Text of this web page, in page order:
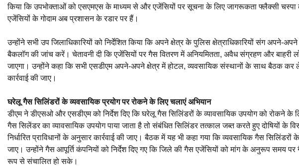
किया कि उपभोक्ताओं को एसएमएस के माध्यम से और एजेंसियों पर सूचना के लिए जागरूकता फ्लैक्सी
एजेंसियों के गोदाम अब प्रशासन के रडार पर हैं।
उन्होंने सभी उप जिलाधिकारियों को निर्देशित किया कि अपने क्षेत्र के पुलिस क्षेत्राधिकारियों संग अपने-
बैकलॉग की जांच करें। चेतावनी दी कि एजेंसियों पर गैस वितरण में अनियमितता, अवैध संग्रहण और बाहरी
जाएगा। उन्होंने कहा कि सभी एसडीएम अपने-अपने क्षेत्र में होटल, व्यवसायिक संस्थानों के साथ बैठक
कार्रवाई की जाए।
घरेलू गैस सिलिंडरों के व्यवसायिक प्रयोग पर रोकने के लिए चलाएं अभियान
डीएम ने डीएसओ और एसडीएम को निर्देश दिए कि घरेलू गैस सिलिंडरों के व्यावसायिक उपयोग को रोकने के
गैस सिलेंडर का व्यावसायिक उपयोग पाया जाता है तो संबंधित सिलिंडर तत्काल जब्त करते हुए दोषियों
निर्धारित प्राविधानों के अनुसार कार्रवाई की जाए। बैठक में यह भी कहा गया कि व्यवसायिक गैस
जाए। उन्होंने गैस आपूर्ति कंपनियों को निर्देश दिए गए कि जिले की गैस एजेंसियों को मांग के अनुरूप समय
रूप से संचालित हो सके।